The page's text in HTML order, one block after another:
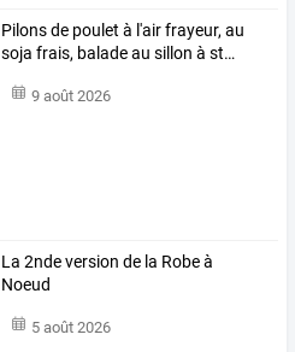
Pilonsde poulet à l'airfrayeur, au
soja frais, baladeau sillon à st…
9 août 2026
La 2nde version de la Robe à
Noeud
5 août 2026